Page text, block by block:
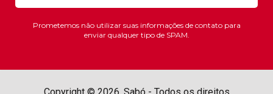
Prometemos não utilizar suas informações de contato para
enviar qualquer tipo de SPAM.